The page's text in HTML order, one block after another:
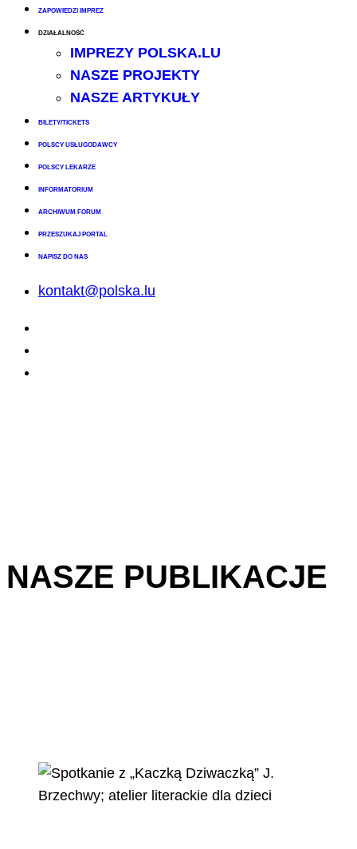
ZAPOWIEDZI IMPREZ
DZIAŁALNOŚĆ
IMPREZY POLSKA.LU
NASZE PROJEKTY
NASZE ARTYKUŁY
BILETY/TICKETS
POLSCY USŁUGODAWCY
POLSCY LEKARZE
INFORMATORIUM
ARCHIWUM FORUM
PRZESZUKAJ PORTAL
NAPISZ DO NAS
kontakt@polska.lu
NASZE PUBLIKACJE